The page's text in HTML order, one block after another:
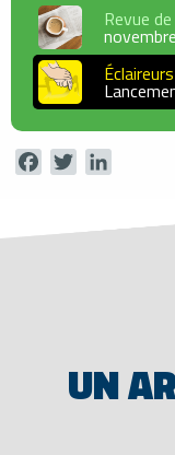
Revue
FacebookTwitter
UN